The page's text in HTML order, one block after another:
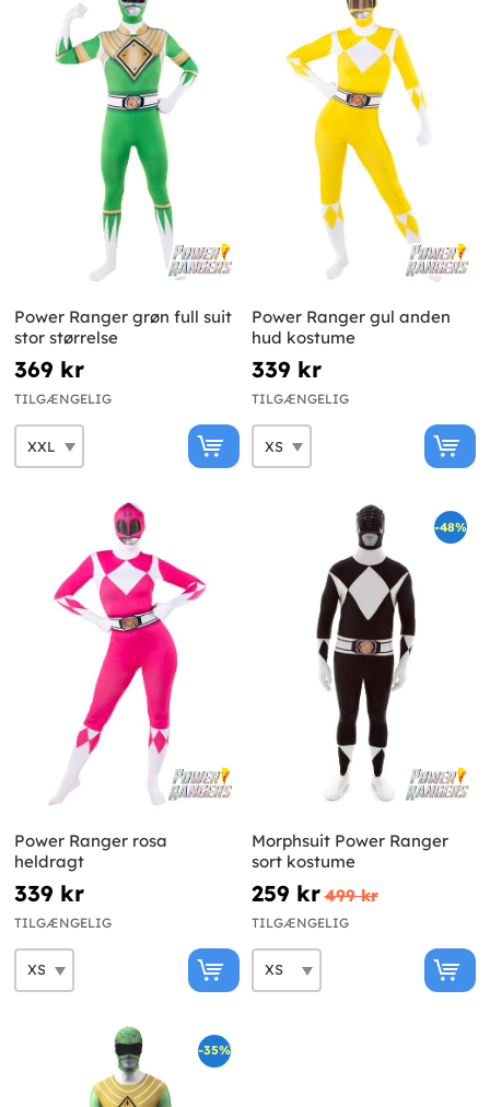
Power Ranger grøn full suit
stor størrelse
369 kr
TILGÆNGELIG
Power Ranger gul anden
hud kostume
339 kr
TILGÆNGELIG
Power Ranger rosa
heldragt
339 kr
TILGÆNGELIG
-48%
Morphsuit Power Ranger
sort kostume
259 kr 499 kr
TILGÆNGELIG
-35%